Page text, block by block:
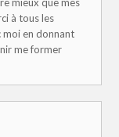
à tous les
moi en donnant
me former